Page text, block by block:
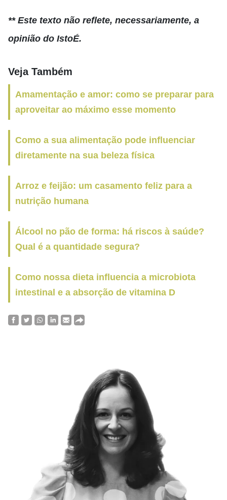
** Este texto não reflete, necessariamente, a
opinião do IstoÉ.
Veja Também
Amamentação e amor: como se preparar para
aproveitar ao máximo esse momento
Como a sua alimentação pode influenciar
diretamente na sua beleza física
Arroz e feijão: um casamento feliz para a
nutrição humana
Álcool no pão de forma: há riscos à saúde?
Qual é a quantidade segura?
Como nossa dieta influencia a microbiota
intestinal e a absorção de vitamina D